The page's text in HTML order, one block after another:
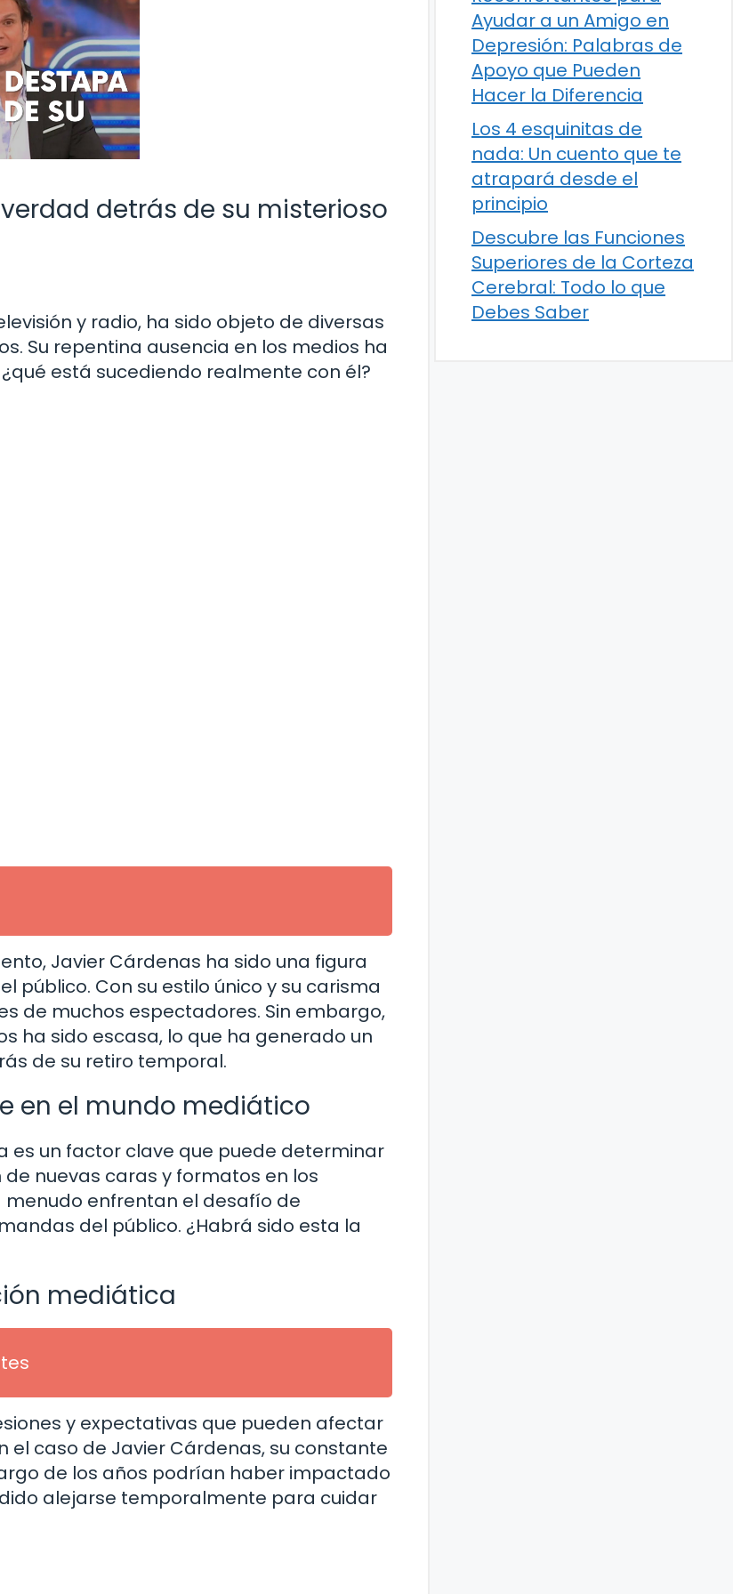
detrás de su misterioso
y radio, ha sido objeto de diversas
Su repentina ausencia en los medios ha
está sucediendo realmente con él?
Javier Cárdenas ha sido una figura
Con su estilo único y su carisma
de muchos espectadores. Sin embargo,
ha sido escasa, lo que ha generado un
de su retiro temporal.
en el mundo mediático
es un factor clave que puede determinar
nuevas caras y formatos en los
enfrentan el desafío de
del público. ¿Habrá sido esta la
mediática
y expectativas que pueden afectar
el caso de Javier Cárdenas, su constante
de los años podrían haber impactado
alejarse temporalmente para cuidar
Ayudar a un Amigo en
Depresión: Palabras de
Apoyo que Pueden
Hacer la Diferencia
Los 4 esquinitas de
nada: Un cuento que te
atrapará desde el
principio
Descubre las Funciones
Superiores de la Corteza
Cerebral: Todo lo que
Debes Saber